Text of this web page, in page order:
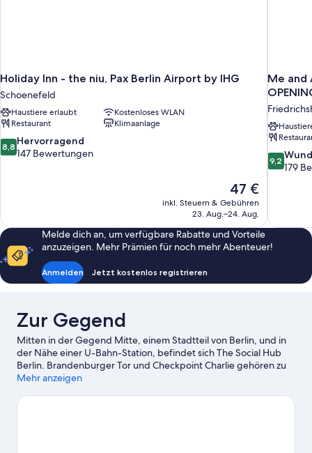
Holiday Inn - the niu, Pax Berlin Airport by IHG
Schoenefeld
Haustiere erlaubt
Kostenloses WLAN
Restaurant
Klimaanlage
8.8
von
8,8 Hervorragend
147 Bewertungen
Der
Preis
beträgt
47 €
inkl. Steuern & Gebühren
23. Aug.–24. Aug.
Me and
9.2
von
9,2
179
Melde dich an, um verfügbare Rabatte und Vorteile
anzuzeigen. Mehr Prämien für noch mehr Abenteuer!
Anmelden Jetzt kostenlos registrieren
Zur Gegend
Mitten in der Gegend Mitte, einem Stadtteil von Berlin, und in
der Nähe einer U-Bahn-Station, befindet sich The Social Hub
Berlin. Brandenburger Tor und Checkpoint Charlie gehören zu
den wichtigen Sehenswürdigkeiten, während Besucher, die
Friedrichstraße und Kurfürstendamm. Lust auf ein spannendes
Mehr anzeigen